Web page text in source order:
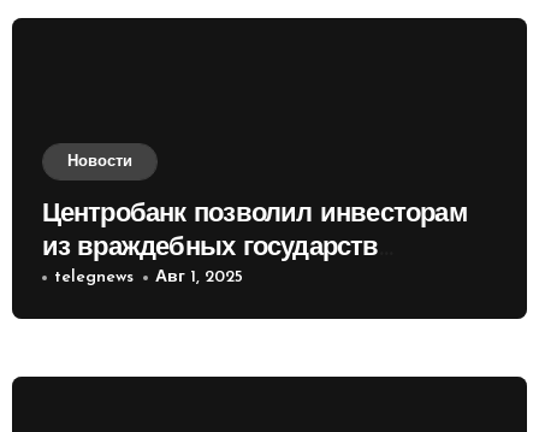
Новости
Центробанк позволил инвесторам
из враждебных государств
приобретать валюту
telegnews Авг 1, 2025